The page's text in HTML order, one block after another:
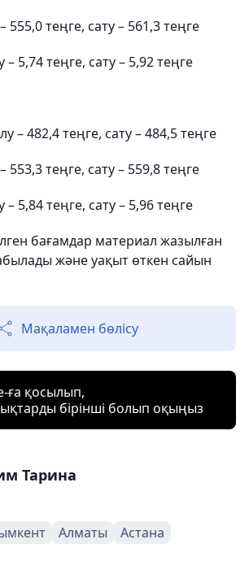
555,0 теңге, сату – 561,3 теңге
5,74 теңге, сату – 5,92 теңге
– 482,4 теңге, сату – 484,5 теңге
553,3 теңге, сату – 559,8 теңге
5,84 теңге, сату – 5,96 теңге
бағамдар материал жазылған
және уақыт өткен сайын
Мақаламен бөлісу
ға қосылып,
бірінші болып оқыңыз
Тарина
Алматы Астана